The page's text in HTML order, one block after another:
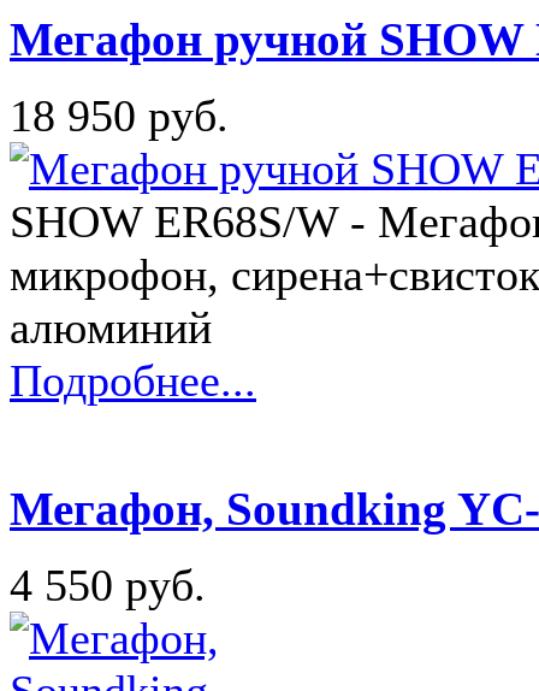
Мегафон ручной SHOW
18 950 руб.
SHOW ER68S/W -
микрофон,
алюминий
Подробнее...
Мегафон, Soundking
4 550 руб.